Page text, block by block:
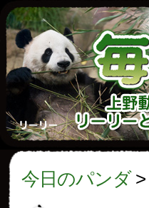
今日のパンダ>